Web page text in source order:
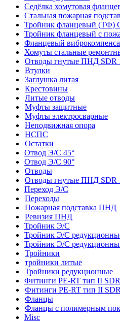
Седёлка хомутовая
Стальная пожарная
Тройник фланцевый (ТФ)
Тройник фланцевый с
Фланцевый
Хомуты стальные
Отводы гнутые ПНД SDR
Втулки
Заглушка литая
Крестовины
Литые отводы
Муфты защитные
Муфты электросварные
Неподвижная опора
НСПС
Остатки
Отвод Э/С 45°
Отвод Э/С 90°
Отводы
Отводы гнутые ПНД SDR
Переход Э/С
Переходы
Пожарная подставка ПНД
Ревизия ПНД
Тройник Э/С
Тройник Э/С
Тройник Э/С
Тройники
тройники литые
Тройники редукционные
Фитинги PE-RT тип II
Фитинги PE-RT тип II
Фланцы
Фланцы с полимерным
Misc